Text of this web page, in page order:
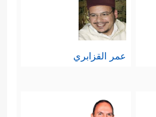
﴿وَلَا تُقَـٰتِلُوهُمۡ عِندَ ٱلۡمَسۡجِدِ ٱلۡحَرَامِ حَتَّىٰ
والمستشفيات وملاجئ الأيتام
عمر القزابري